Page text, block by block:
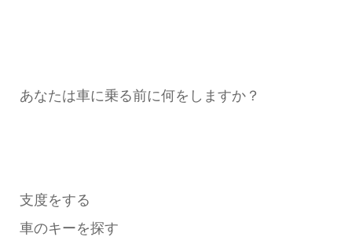
あなたは車に乗る前に何をしますか？
支度をする
車のキーを探す